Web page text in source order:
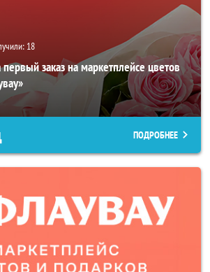
18
заказ на маркетплейсе цветов
ПОДРОБНЕЕ